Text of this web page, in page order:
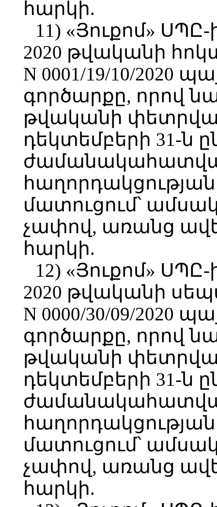
հարկի.
11) «Յուքոմ» ՍՊԸ-
2020 թվականի
N 0001/19/10/2020
գործարքը, որով
թվականի
դեկտեմբերի 31-ն
հաղորդակցության
մատուցում՝
չափով, առանց
հարկի.
12) «Յուքոմ» ՍՊԸ-
2020 թվականի
N 0000/30/09/2020
գործարքը, որով
թվականի
դեկտեմբերի 31-ն
հաղորդակցության
մատուցում՝
չափով, առանց
հարկի.